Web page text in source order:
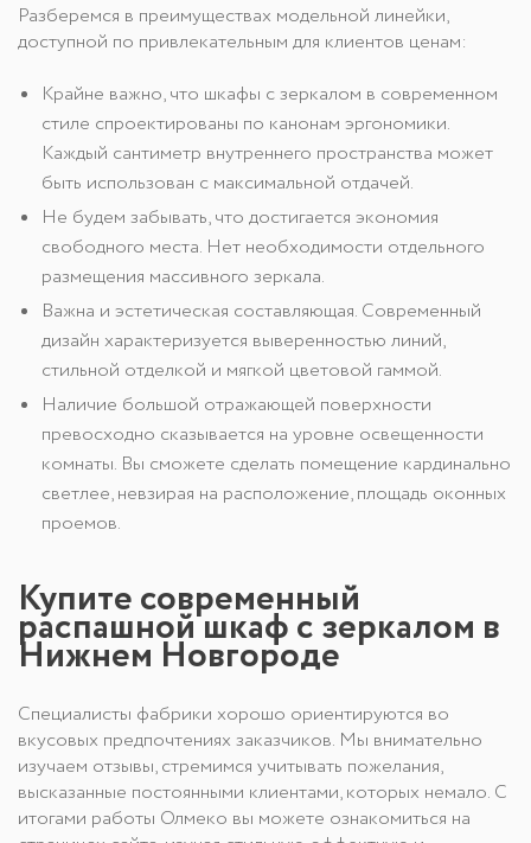
Разберемся в преимуществах модельной линейки,
доступной по привлекательным для клиентов ценам:
Крайне важно, что шкафы с зеркалом в современном
стиле спроектированы по канонам эргономики.
Каждый сантиметр внутреннего пространства может
быть использован с максимальной отдачей.
Не будем забывать, что достигается экономия
свободного места. Нет необходимости отдельного
размещения массивного зеркала.
Важна и эстетическая составляющая. Современный
дизайн характеризуется выверенностью линий,
стильной отделкой и мягкой цветовой гаммой.
Наличие большой отражающей поверхности
превосходно сказывается на уровне освещенности
комнаты. Вы сможете сделать помещение кардинально
светлее, невзирая на расположение, площадь оконных
проемов.
Купите современный
распашной шкаф с зеркалом в
Нижнем Новгороде
Специалисты фабрики хорошо ориентируются во
вкусовых предпочтениях заказчиков. Мы внимательно
изучаем отзывы, стремимся учитывать пожелания,
высказанные постоянными клиентами, которых немало. С
итогами работы Олмеко вы можете ознакомиться на